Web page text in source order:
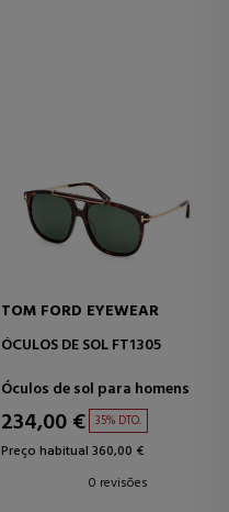
TOM FORD EYEWEAR
ÓCULOS DE SOL FT1305
Óculos de sol para homens
234,00 € 35% DTO.
Preço habitual 360,00 €
0 revisões